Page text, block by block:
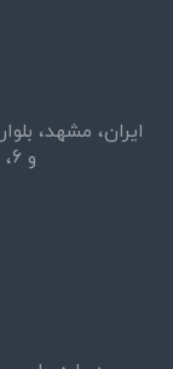
و 6، برج آناهیتا، پلاک 15، واحد 11